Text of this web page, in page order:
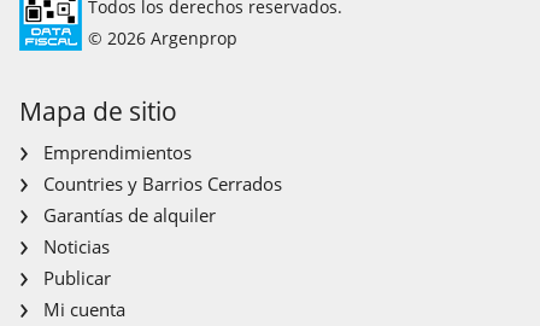
Todos los derechos reservados.
© 2026 Argenprop
Mapa de sitio
Emprendimientos
Countries y Barrios Cerrados
Garantías de alquiler
Noticias
Publicar
Mi cuenta